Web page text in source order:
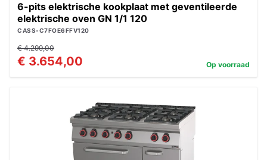
6-pits elektrische kookplaat met geventileerde
elektrische oven GN 1/1 120
CASS-C7FOE6FFV120
€ 4.299,00
€ 3.654,00 Op voorraad